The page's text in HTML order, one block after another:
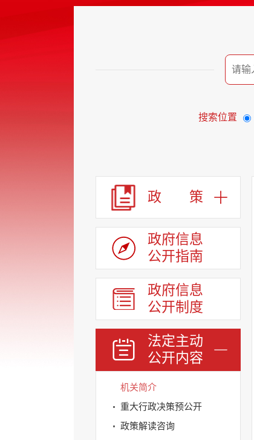
搜索位置
政 策
政府信息
公开指南
政府信息
公开制度
法定主动
公开内容
机关简介
重大行政决策预公开
政策解读咨询